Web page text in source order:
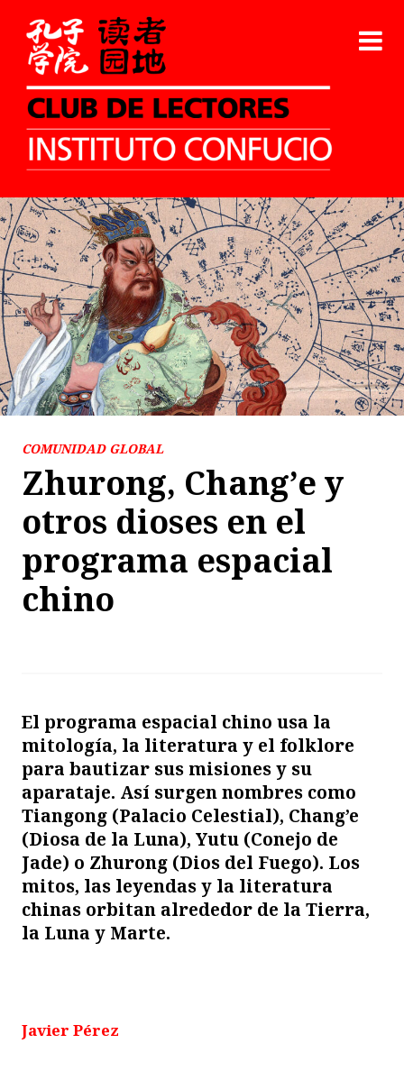
COMUNIDAD GLOBAL
Zhurong, Chang’e y
otros dioses en el
programa espacial
chino
El programa espacial chino usa la
mitología, la literatura y el folklore
para bautizar sus misiones y su
aparataje. Así surgen nombres como
Tiangong (Palacio Celestial), Chang’e
(Diosa de la Luna), Yutu (Conejo de
Jade) o Zhurong (Dios del Fuego). Los
mitos, las leyendas y la literatura
chinas orbitan alrededor de la Tierra,
la Luna y Marte.
Javier Pérez